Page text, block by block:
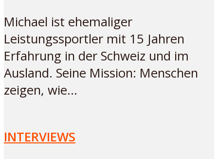
Michael ist ehemaliger
Leistungssportler mit 15 Jahren
Erfahrung in der Schweiz und im
Ausland. Seine Mission: Menschen
zeigen, wie...
INTERVIEWS